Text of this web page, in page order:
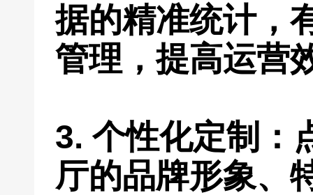
据的精准统计，
管理，提高运营
3. 个性化定制：
厅的品牌形象、